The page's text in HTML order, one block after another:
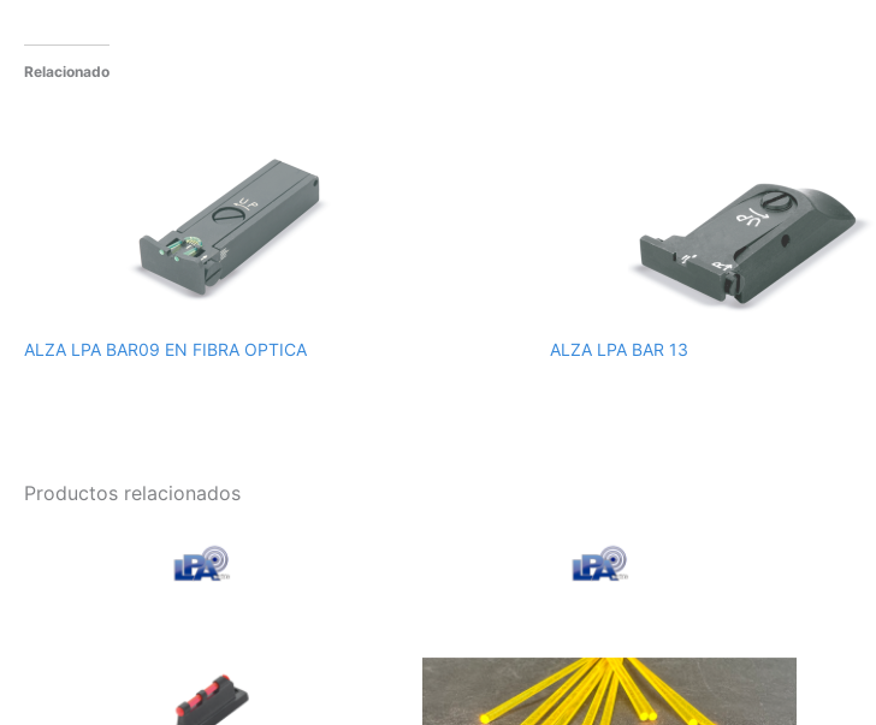
Relacionado
ALZA LPA BAR09 EN FIBRA OPTICA ALZA LPA BAR 13
Productos relacionados